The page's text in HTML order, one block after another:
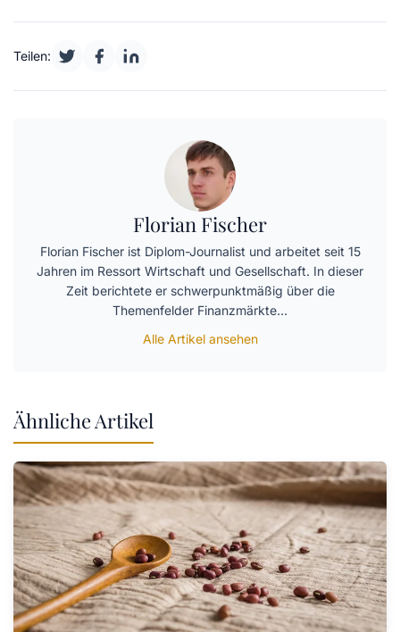
Teilen:
Florian Fischer
Florian Fischer ist Diplom-Journalist und arbeitet seit 15
Jahren im Ressort Wirtschaft und Gesellschaft. In dieser
Zeit berichtete er schwerpunktmäßig über die
Themenfelder Finanzmärkte…
Alle Artikel ansehen
Ähnliche Artikel